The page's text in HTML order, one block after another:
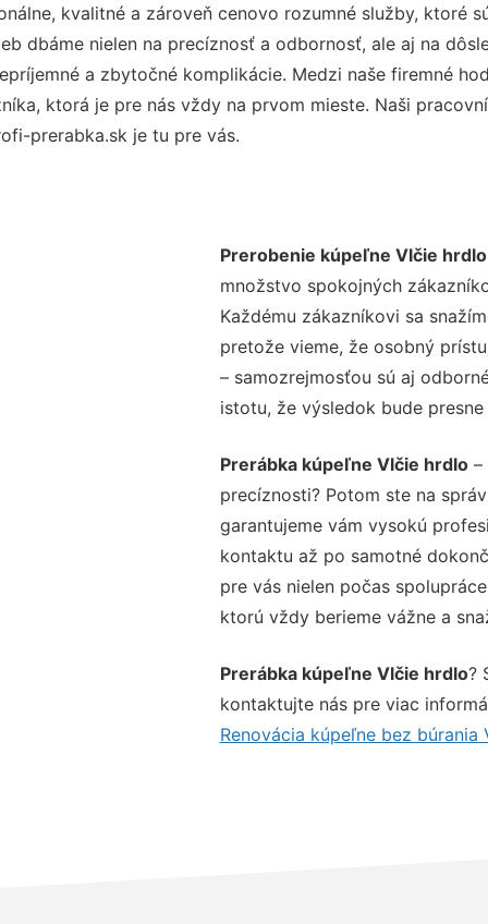
kvalitné a zároveň cenovo rozumné služby, ktoré
dbáme nielen na precíznosť a odbornosť, ale aj na
a zbytočné komplikácie. Medzi naše firemné
ktorá je pre nás vždy na prvom mieste. Naši
prerabka.sk je tu pre vás.
Prerobenie kúpeľne Vlčie hrdlo
množstvo spokojných
Každému zákazníkovi sa
pretože vieme, že osobný
– samozrejmosťou sú aj
istotu, že výsledok bude
Prerábka kúpeľne Vlčie hrdlo–
precíznosti? Potom ste na
garantujeme vám vysokú
kontaktu až po samotné
pre vás nielen počas
ktorú vždy berieme vážne a
Prerábka kúpeľne Vlčie hrdlo?
kontaktujte nás pre viac
Renovácia kúpeľne bez búrania